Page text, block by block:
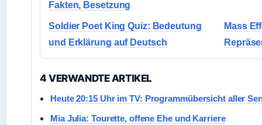
Fakten, Besetzung
Soldier Poet King Quiz: Bedeutung
und Erklärung auf Deutsch
Mass
4 VERWANDTE ARTIKEL
Heute 20:15 Uhr im TV: Programmübersicht aller
Mia Julia: Tourette, offene Ehe und Karriere